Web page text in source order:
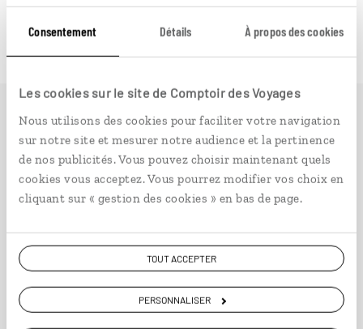
Consentement Détails À propos des cookies
Les cookies sur le site de Comptoir des Voyages
Nous utilisons des cookies pour faciliter votre navigation
sur notre site et mesurer notre audience et la pertinence
de nos publicités. Vous pouvez choisir maintenant quels
cookies vous acceptez. Vous pourrez modifier vos choix en
cliquant sur « gestion des cookies » en bas de page.
TOUT ACCEPTER
PERSONNALISER
Ce e-visa est payant (55 euros) et à régler sur place
aux douanes à votre arrivée en Mauritanie.
Idées de voyage en
Mauritanie
Mauritanie